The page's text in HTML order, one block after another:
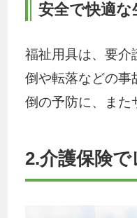
安全で快適
福祉用具は、要介
倒や転落などの事
倒の予防に、また
2.介護保険